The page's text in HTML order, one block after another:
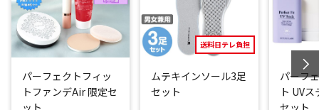
パーフェクトフィッ
トファンデAir 限定セ
ット
送料日テレ負担
ムテキインソール3足
セット
パーフ
ト UV
セット